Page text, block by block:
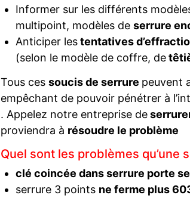
Informer sur les différents
multipoint, modèles de serrure
Anticiper lestentatives
(selon le modèle de coffre, de
Tous ces soucis de serrure peuvent
empêchant de pouvoir pénétrer à
. Appelez notre entreprise de
proviendra à résoudre le problème
Quel sont les problèmes
clé coincée dans serrure porte
serrure 3 points ne ferme plus